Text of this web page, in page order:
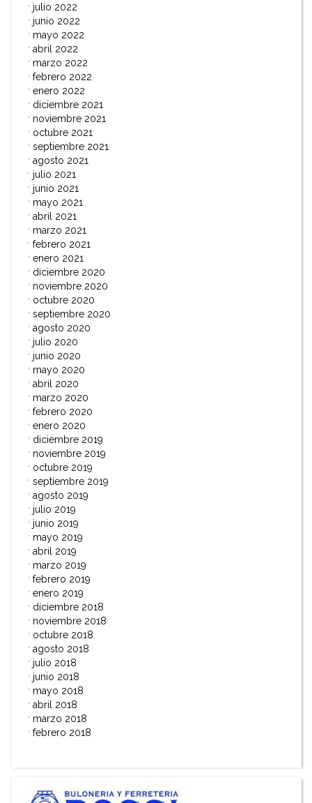
julio 2022
junio 2022
mayo 2022
abril 2022
marzo 2022
febrero 2022
enero 2022
diciembre 2021
noviembre 2021
octubre 2021
septiembre 2021
agosto 2021
julio 2021
junio 2021
mayo 2021
abril 2021
marzo 2021
febrero 2021
enero 2021
diciembre 2020
noviembre 2020
octubre 2020
septiembre 2020
agosto 2020
julio 2020
junio 2020
mayo 2020
abril 2020
marzo 2020
febrero 2020
enero 2020
diciembre 2019
noviembre 2019
octubre 2019
septiembre 2019
agosto 2019
julio 2019
junio 2019
mayo 2019
abril 2019
marzo 2019
febrero 2019
enero 2019
diciembre 2018
noviembre 2018
octubre 2018
agosto 2018
julio 2018
junio 2018
mayo 2018
abril 2018
marzo 2018
febrero 2018